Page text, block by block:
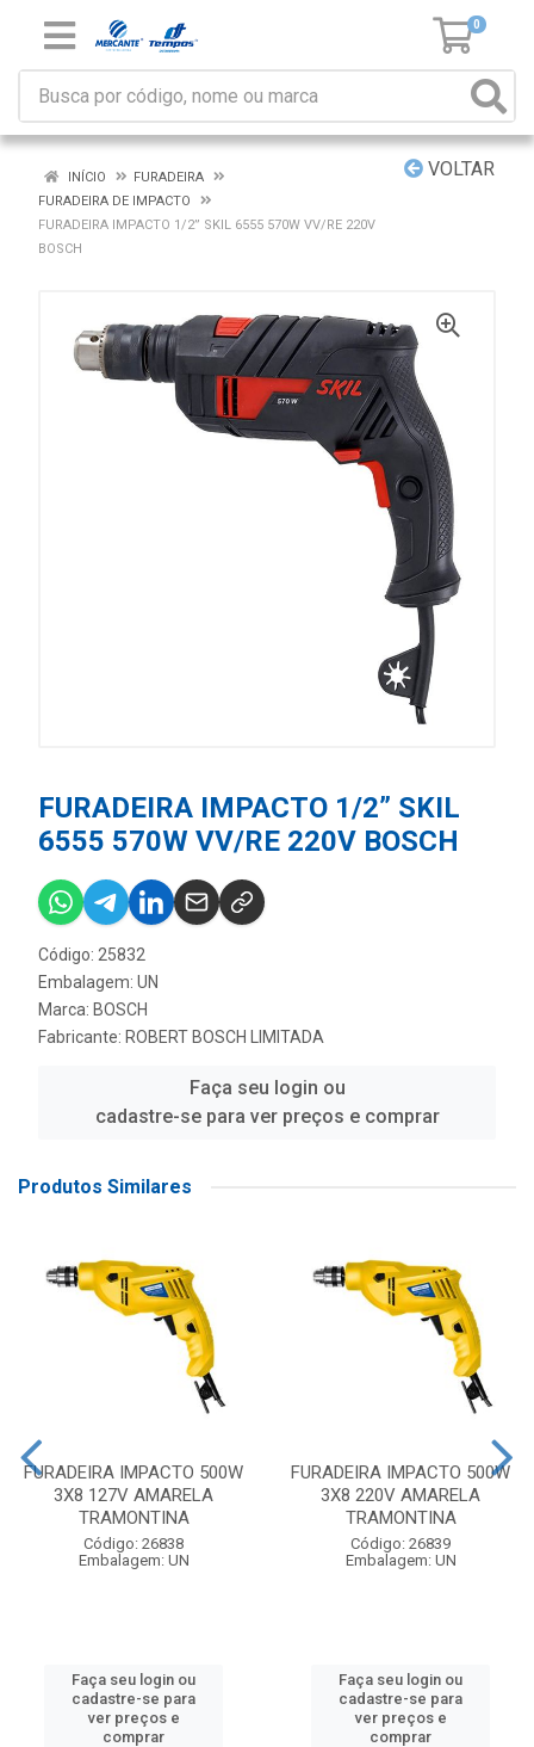
0
VOLTAR
INÍCIO
FURADEIRA
FURADEIRA DE IMPACTO
FURADEIRA IMPACTO 1/2” SKIL 6555 570W VV/RE 220V
BOSCH
FURADEIRA IMPACTO 1/2” SKIL
6555 570W VV/RE 220V BOSCH
Código: 25832
Embalagem: UN
Marca: BOSCH
Fabricante: ROBERT BOSCH LIMITADA
Faça seu login ou
cadastre-se para ver preços e comprar
Produtos Similares
FURADEIRA IMPACTO 500W
3X8 127V AMARELA
TRAMONTINA
Código: 26838
Embalagem: UN
Faça seu login ou
cadastre-se para
ver preços e
comprar
FURADEIRA IMPACTO 500W
3X8 220V AMARELA
TRAMONTINA
Código: 26839
Embalagem: UN
Faça seu login ou
cadastre-se para
ver preços e
comprar